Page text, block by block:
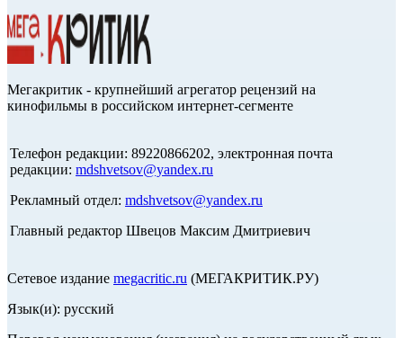
Мегакритик - крупнейший агрегатор рецензий на
кинофильмы в российском интернет-сегменте
Телефон редакции: 89220866202, электронная почта
редакции: mdshvetsov@yandex.ru
Рекламный отдел: mdshvetsov@yandex.ru
Главный редактор Швецов Максим Дмитриевич
Сетевое издание megacritic.ru (МЕГАКРИТИК.РУ)
Язык(и): русский